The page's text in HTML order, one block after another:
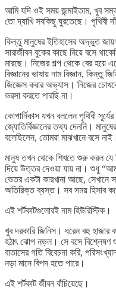
আমি যদি ওই সময় জন্মাইতাম, খুব
তো দ্যাখি সবকিছু ঘুরতেছে। পৃথিবী
কিন্তু মানুষের ইতিহাসের অদ্ভুত
সারাজীবন বুকের কাছে নিয়ে বসে
মারছে। নিজের গল্প থেকে বের হয়ে
বিজ্ঞানের ভাষায় নাম বিজ্ঞান,
জিজ্ঞেস করার অভ্যাস। নিজের
ভরসা করতে পারছি না।
কোপার্নিকাস যখন বললেন পৃথিবী
জ্যোতির্বিজ্ঞানের তথ্য দেননি।
বলেছিলেন, তোমরা মাঝখানে বসে নাই।
মানুষ তখন থেকে শিখতে শুরু করল
দিয়ে উত্তর দেওয়া যায় না। শুধু
ভেতর একটা কারখানা আছে, সেখানে
অতিরিক্ত ব্যস্ত। সব সময় হিসাব
এই শর্টকাটগুলোরই নাম হিউরিস্টিক।
খুব দরকারি জিনিস। ধরেন বহু
হঠাৎ ঝোপ নড়ল। সে বসে বিশ্লেষণ
বাতাসের গতি বিবেচনা করি,
নড়া মানে বিপদ হতে পারে।
এই শর্টকাট জীবন বাঁচিয়েছে।